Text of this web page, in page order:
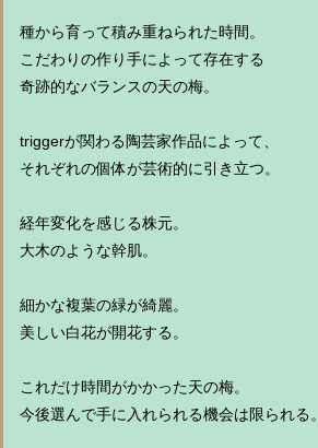
種から育って積み重ねられた時間。
こだわりの作り手によって存在する
奇跡的なバランスの天の梅。
triggerが関わる陶芸家作品によって、
それぞれの個体が芸術的に引き立つ。
経年変化を感じる株元。
大木のような幹肌。
細かな複葉の緑が綺麗。
美しい白花が開花する。
これだけ時間がかかった天の梅。
今後選んで手に入れられる機会は限られる。